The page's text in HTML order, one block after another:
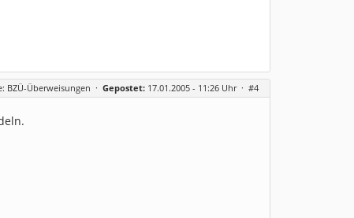
BZÜ-Überweisungen · Gepostet: 17.01.2005 - 11:26 Uhr · #4